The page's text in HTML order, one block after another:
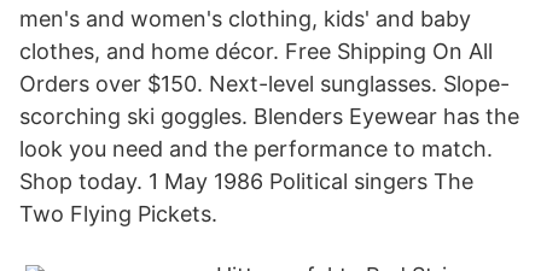
men's and women's clothing, kids' and baby
clothes, and home décor. Free Shipping On All
Orders over $150. Next-level sunglasses. Slope-
scorching ski goggles. Blenders Eyewear has the
look you need and the performance to match.
Shop today. 1 May 1986 Political singers The
Two Flying Pickets.